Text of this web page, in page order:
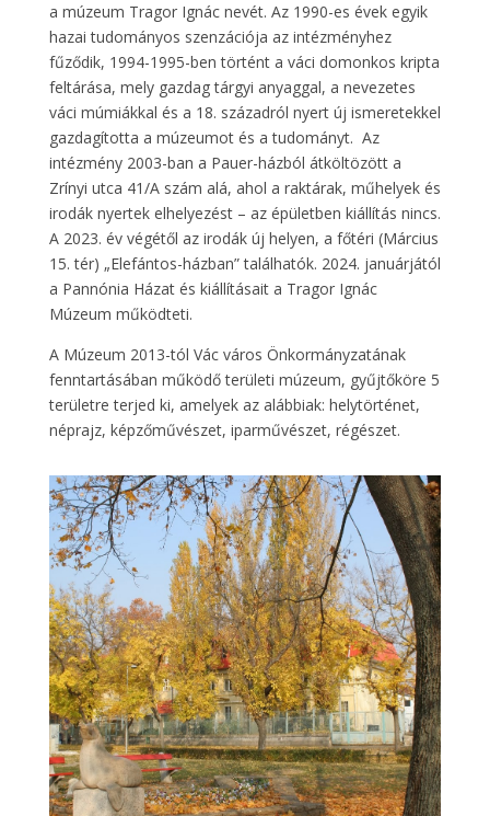
a múzeum Tragor Ignác nevét. Az 1990-es évek egyik
hazai tudományos szenzációja az intézményhez
fűződik, 1994-1995-ben történt a váci domonkos kripta
feltárása, mely gazdag tárgyi anyaggal, a nevezetes
váci múmiákkal és a 18. századról nyert új ismeretekkel
gazdagította a múzeumot és a tudományt. Az
intézmény 2003-ban a Pauer-házból átköltözött a
Zrínyi utca 41/A szám alá, ahol a raktárak, műhelyek és
irodák nyertek elhelyezést – az épületben kiállítás nincs.
A 2023. év végétől az irodák új helyen, a főtéri (Március
15. tér) „Elefántos-házban” találhatók. 2024. januárjától
a Pannónia Házat és kiállításait a Tragor Ignác
Múzeum működteti.
A Múzeum 2013-tól Vác város Önkormányzatának
fenntartásában működő területi múzeum, gyűjtőköre 5
területre terjed ki, amelyek az alábbiak: helytörténet,
néprajz, képzőművészet, iparművészet, régészet.